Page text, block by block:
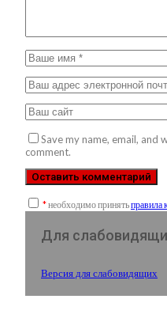
Save my name, email, and
comment.
*необходимо принятьправила
Для
Версия для слабовидящих